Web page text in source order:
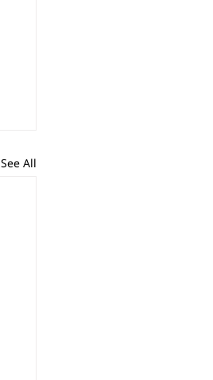
See All